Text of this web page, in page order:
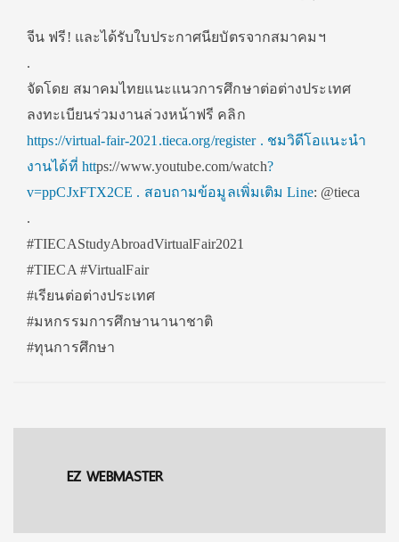
จีน ฟรี! และได้รับใบประกาศนียบัตรจากสมาคมฯ
.
จัดโดย สมาคมไทยแนะแนวการศึกษาต่อต่างประเทศ
ลงทะเบียนร่วมงานล่วงหน้าฟรี คลิก
https://virtual-fair-2021.tieca.org/register. ชมวิดีโอแนะนำ
งานได้ที่ https://www.youtube.com/watch?
v=ppCJxFTX2CE . สอบถามข้อมูลเพิ่มเติม Line: @tieca
.
#TIECAStudyAbroadVirtualFair2021
#TIECA #VirtualFair
#เรียนต่อต่างประเทศ
#มหกรรมการศึกษานานาชาติ
#ทุนการศึกษา
EZ WEBMASTER